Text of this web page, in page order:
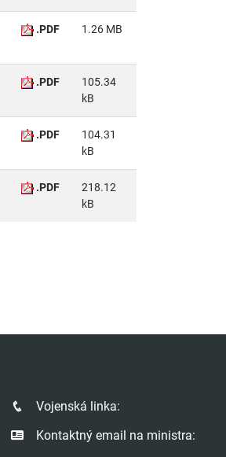
.PDF 1.26 MB
.PDF
105.34
kB
.PDF
104.31
kB
.PDF
218.12
kB
Vojenská linka:
Kontaktný email na ministra: